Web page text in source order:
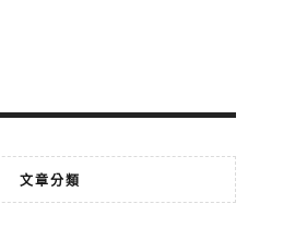
文章分類